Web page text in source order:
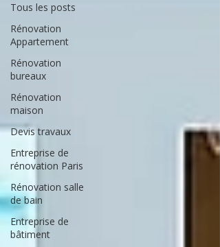
Tous les posts
Rénovation
Appartement
Rénovation
bureaux
Rénovation
maison
Devis travaux
Entreprise de
rénovation Paris
Rénovation salle
de bain
Entreprise de
bâtiment